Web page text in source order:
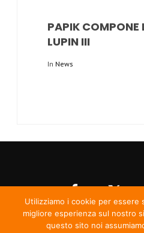
PAPIK COMPONE
LUPIN III
In News
Utilizziamo i cookie per essere
migliore esperienza sul nostro
questo sito noi